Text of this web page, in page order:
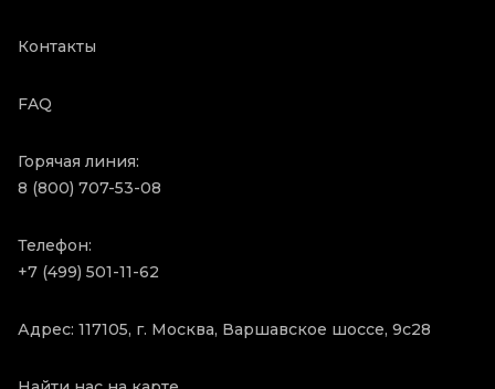
Контакты
FAQ
Горячая линия:
8 (800) 707-53-08
Телефон:
+7 (499) 501-11-62
Адрес: 117105, г. Москва, Варшавское шоссе, 9с28